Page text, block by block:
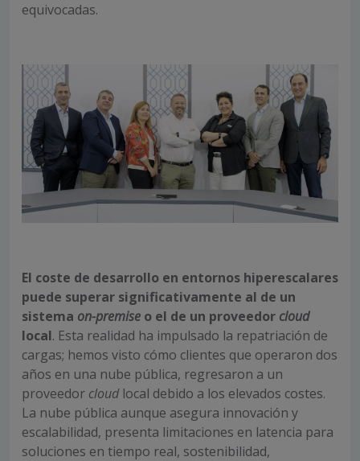
equivocadas.
El coste de desarrollo en entornos hiperescalares
puede superar significativamente al de un
sistema on-premise o el de un proveedor cloud
local. Esta realidad ha impulsado la repatriación de
cargas; hemos visto cómo clientes que operaron dos
años en una nube pública, regresaron a un
proveedor cloudlocal debido a los elevados costes.
La nube pública aunque asegura innovación y
escalabilidad, presenta limitaciones en latencia para
soluciones en tiempo real, sostenibilidad,